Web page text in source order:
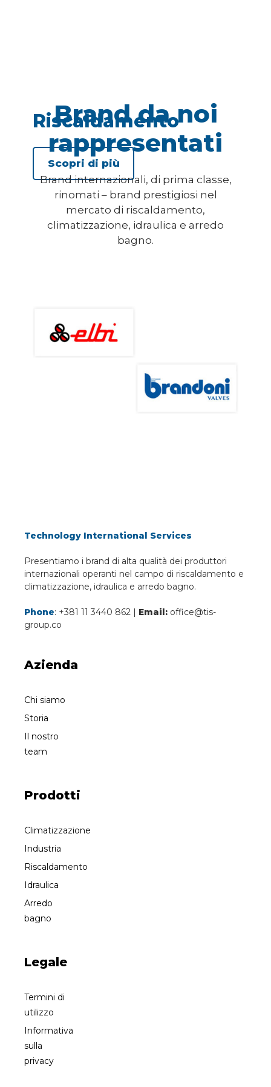
Riscaldamento
Scopri di più
Brand da noi
rappresentati
Brand internazionali, di prima classe,
rinomati – brand prestigiosi nel
mercato di riscaldamento,
climatizzazione, idraulica e arredo
bagno.
Technology International Services
Presentiamo i brand di alta qualità dei produttori
internazionali operanti nel campo di riscaldamento e
climatizzazione, idraulica e arredo bagno.
Phone: +381 11 3440 862 | Email: office@tis-
group.co
Azienda
Chi siamo
Storia
Il nostro
team
Prodotti
Climatizzazione
Industria
Riscaldamento
Idraulica
Arredo
bagno
Legale
Termini di
utilizzo
Informativa
sulla
privacy